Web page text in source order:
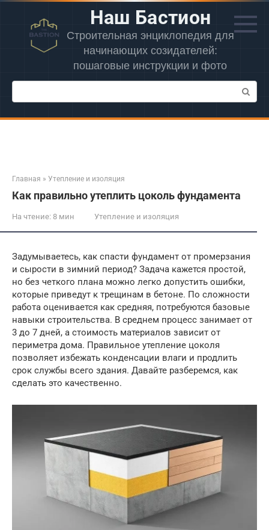
Перейти
контенту
Наш Бастион
Строительная энциклопедия для
начинающих созидателей:
пошаговые инструкции и фото
Поиск:
Главная » Утепление и изоляция
Как правильно утеплить цоколь фундамента
На чтение: 8 мин Утепление и изоляция
Задумываетесь, как спасти фундамент от промерзания
и сырости в зимний период? Задача кажется простой,
но без четкого плана можно легко допустить ошибки,
которые приведут к трещинам в бетоне. По сложности
работа оценивается как средняя, потребуются базовые
навыки строительства. В среднем процесс занимает от
3 до 7 дней, а стоимость материалов зависит от
периметра дома. Правильное утепление цоколя
позволяет избежать конденсации влаги и продлить
срок службы всего здания. Давайте разберемся, как
сделать это качественно.